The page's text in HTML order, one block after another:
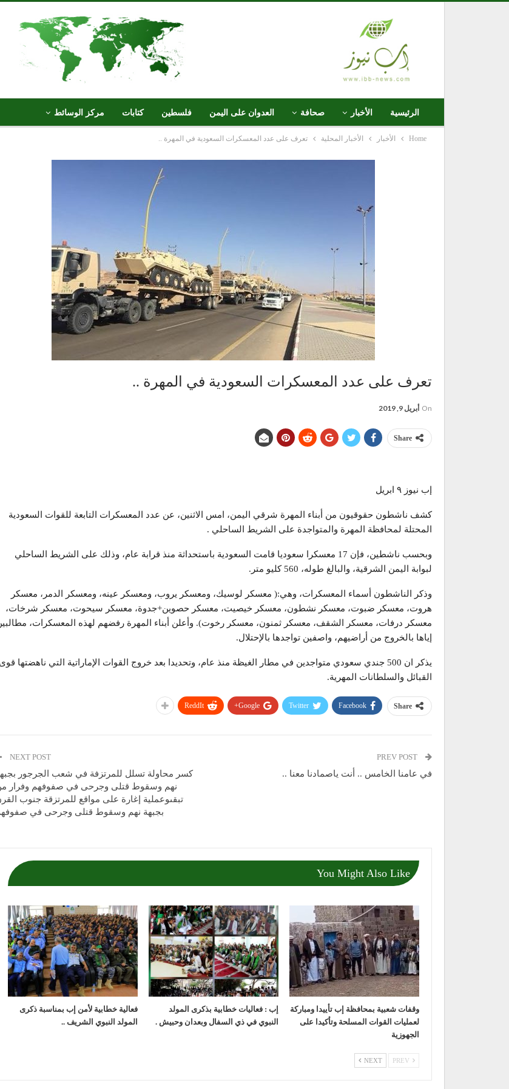
الرئيسية الأخبار صحافة العدوان على اليمن فلسطين كتابات مركز الوسائط
Home الأخبار الأخبار المحلية تعرف على عدد المعسكرات السعودية في المهرة ..
تعرف على عدد المعسكرات السعودية في المهرة ..
On أبريل 9, 2019
Share
إب نيوز ٩ ابريل
كشف ناشطون حقوقيون من أبناء المهرة شرقي اليمن، امس الاثنين، عن عدد المعسكرات التابعة للقوات السعودية
المحتلة لمحافظة المهرة والمتواجدة على الشريط الساحلي .
وبحسب ناشطين، فإن 17 معسكرا سعوديا قامت السعودية باستحداثة منذ قرابة عام، وذلك على الشريط الساحلي
لبوابة اليمن الشرقية، والبالغ طوله، 560 كليو متر.
وذكر الناشطون أسماء المعسكرات، وهي:( معسكر لوسيك، ومعسكر يروب، ومعسكر عينه، ومعسكر الدمر، معسكر
هروت، معسكر ضبوت، معسكر نشطون، معسكر خيصيت، معسكر حصوين+جدوة، معسكر سيحوت، معسكر شرخات،
معسكر درفات، معسكر الشقف، معسكر ثمنون، معسكر رخوت). وأعلن أبناء المهرة رفضهم لهذه المعسكرات،
إياها بالخروج من أراضيهم، واصفين تواجدها بالإحتلال.
يذكر ان 500 جندي سعودي متواجدين في مطار الغيظة منذ عام، وتحديدا بعد خروج القوات الإماراتية التي ناهضتها قوى
القبائل والسلطانات المهرية.
Share
Facebook
Twitter
Google+
ReddIt
في عامنا الخامس .. أنت ياصمادنا معنا ..
NEXT POST
كسر محاولة تسلل للمرتزفة في شعب الجرجور
نهم وسقوط قتلى وجرحى في صفوفهم وفرار
تبقىوعملية إغارة على مواقع للمرتزقة جنوب
بجبهة نهم وسقوط قتلى وجرحى في
You Might Also Like
وقفات شعبية بمحافظة إب تأييدا ومباركة
لعمليات القوات المسلحة وتأكيدا على
الجهوزية
إب : فعاليات خطابية بذكرى المولد
النبوي في ذي السفال وبعدان وحبيش .
فعالية خطابية لأمن إب بمناسبة ذكرى
المولد النبوي الشريف ..
NEXT